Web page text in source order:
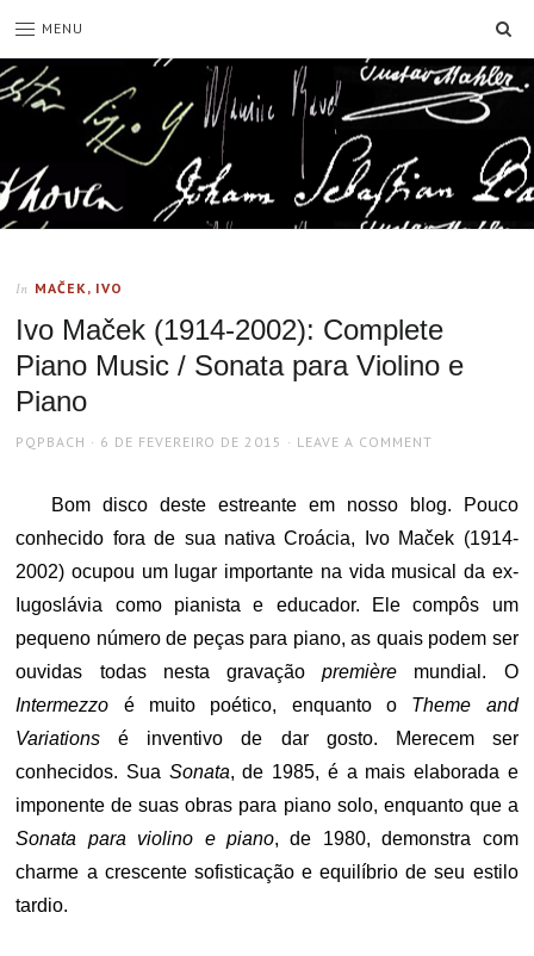
MENU
In MAČEK, IVO
Ivo Maček (1914-2002): Complete
Piano Music / Sonata para Violino e
Piano
AUTHOR
PQPBACH
POSTED
6 DE FEVEREIRO DE 2015 LEAVE A COMMENT
Bom disco deste estreante em nosso blog. Pouco
conhecido fora de sua nativa Croácia, Ivo Maček (1914-
2002) ocupou um lugar importante na vida musical da ex-
Iugoslávia como pianista e educador. Ele compôs um
pequeno número de peças para piano, as quais podem ser
ouvidas todas nesta gravaçãopremière mundial. O
Intermezzo é muito poético, enquanto o Theme and
Variations é inventivo de dar gosto. Merecem ser
conhecidos. Sua Sonata, de 1985, é a mais elaborada e
imponente de suas obras para piano solo, enquanto que a
Sonata para violino e piano, de 1980, demonstra com
charme a crescente sofisticação e equilíbrio de seu estilo
tardio.